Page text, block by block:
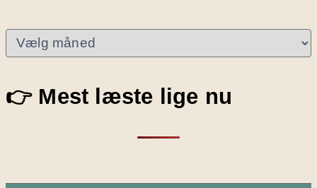
v
e
👉 Mest læste lige nu